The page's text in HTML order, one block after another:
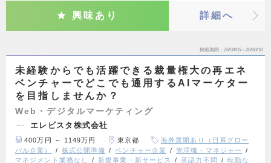
興味あり 詳細へ
掲載期間 26/08/05～26/08/18
未経験からでも活躍できる裁量権大の再エネ
ベンチャーでどこでも通用するAIマーケター
を目指しませんか？
Web・デジタルマーケティング
エレビスタ株式会社
400万円 ～ 1149万円 東京都
海外展開あり（日系グロー
バル企業）
株式公開準備 ベンチャー企業
管理職・マネジャー
マネジメント業務なし
新規事業・新サービス 英語力不問
転勤な